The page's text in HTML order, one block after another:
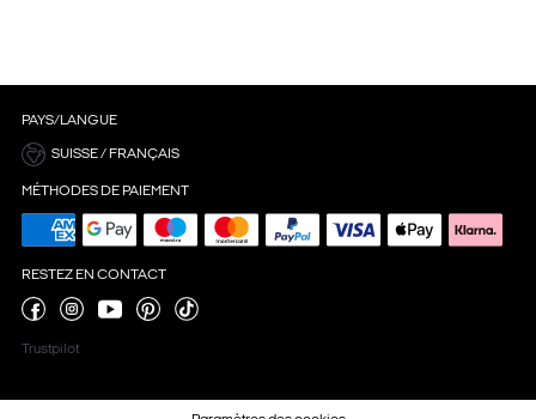
PAYS/LANGUE
SUISSE / FRANÇAIS
MÉTHODES DE PAIEMENT
RESTEZ EN CONTACT
Trustpilot